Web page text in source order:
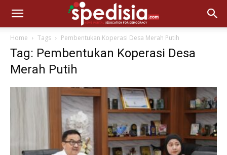
Home Tags Pembentukan Koperasi Desa Merah Putih
Tag: Pembentukan Koperasi Desa
Merah Putih